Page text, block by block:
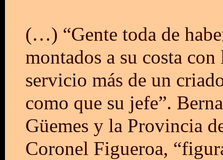
(…) “Gente toda de
montados a su costa
servicio más de un
como que su jefe”.
Güemes y la Provincia
Coronel Figueroa,